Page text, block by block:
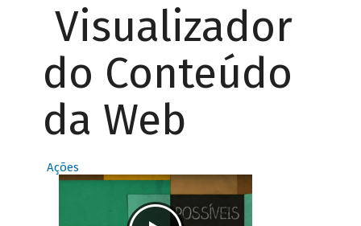
Visualizador
do Conteúdo
da Web
Ações